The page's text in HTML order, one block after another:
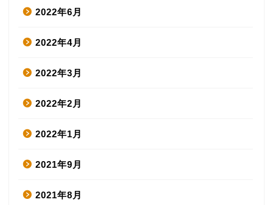
2022年6月
2022年4月
2022年3月
2022年2月
2022年1月
2021年9月
2021年8月